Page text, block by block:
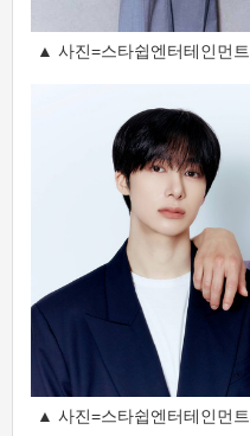
▲ 사진=스타쉽엔터테인먼트
▲ 사진=스타쉽엔터테인먼트